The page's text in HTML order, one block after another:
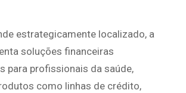
estrategicamente localizado, a
soluções financeiras
para profissionais da saúde,
como linhas de crédito,